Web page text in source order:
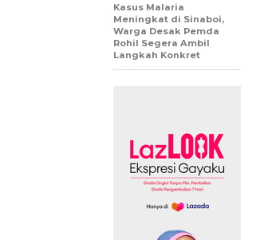
Kasus Malaria
Meningkat di Sinaboi,
Warga Desak Pemda
Rohil Segera Ambil
Langkah Konkret